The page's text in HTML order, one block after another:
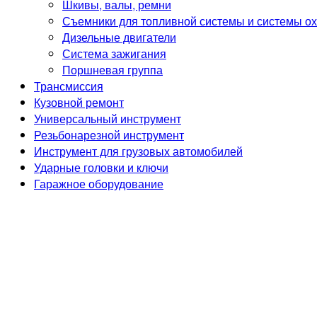
Шкивы, валы, ремни
Съемники для топливной системы и системы
Дизельные двигатели
Система зажигания
Поршневая группа
Трансмиссия
Кузовной ремонт
Универсальный инструмент
Резьбонарезной инструмент
Инструмент для грузовых автомобилей
Ударные головки и ключи
Гаражное оборудование